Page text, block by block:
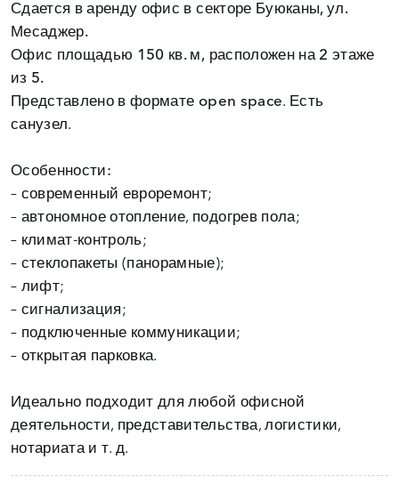
Сдается в аренду офис всекторе Буюканы, ул.
Месаджер.
Офис площадью 150 кв. м, расположен на 2 этаже
из 5.
Представлено в формате open space. Есть
санузел.
Особенности:
– современный евроремонт;
– автономное отопление, подогрев пола;
– климат-контроль;
– стеклопакеты (панорамные);
– лифт;
– сигнализация;
– подключенные коммуникации;
– открытая парковка.
Идеально подходит для любой офисной
деятельности, представительства, логистики,
нотариата и т. д.